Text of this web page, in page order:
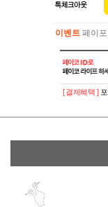
이벤트 페이
이벤트페이포
[ 결제혜택 ]